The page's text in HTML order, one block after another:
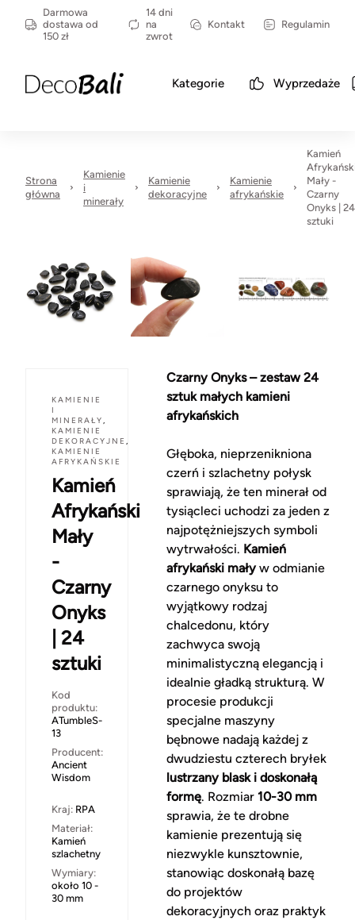
Darmowa
dostawa od
150 zł
14 dni
na
zwrot
Kontakt Regulamin
Kategorie Wyprzedaże
Strona
główna
Kamienie
i
minerały
Kamienie
dekoracyjne
Kamienie
afrykańskie
Kamień
Mały -
Czarny
Onyks | 24
sztuki
KAMIENIE
I
MINERAŁY,
KAMIENIE
DEKORACYJNE ,
KAMIENIE
AFRYKAŃSKIE
Kamień
Afrykański
Mały
-
Czarny
Onyks
| 24
sztuki
Kod
produktu:
ATumbleS-
13
Producent:
Ancient
Wisdom
Kraj: RPA
Materiał:
Kamień
szlachetny
Wymiary:
około 10 -
30 mm
Czarny Onyks – zestaw 24
sztuk małych kamieni
afrykańskich
Głęboka, nieprzenikniona
czerń i szlachetny połysk
sprawiają, że ten minerał od
tysiącleci uchodzi za jeden z
najpotężniejszych symboli
wytrwałości. Kamień
afrykański maływ odmianie
czarnego onyksu to
wyjątkowy rodzaj
chalcedonu, który
zachwyca swoją
minimalistyczną elegancją i
idealnie gładką strukturą. W
procesie produkcji
specjalne maszyny
bębnowe nadają każdej z
dwudziestu czterech bryłek
lustrzany blask i doskonałą
formę. Rozmiar 10-30 mm
sprawia, że te drobne
kamienie prezentują się
niezwykle kunsztownie,
stanowiąc doskonałą bazę
do projektów
dekoracyjnych oraz praktyk